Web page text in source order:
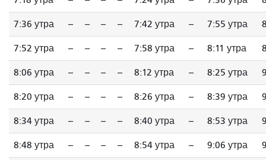
7:36 утра -- -- -- -- 7:42 утра -- 7:55 утра
7:52 утра -- -- -- -- 7:58 утра -- 8:11 утра
8:06 утра -- -- -- -- 8:12 утра -- 8:25 утра
8:20 утра -- -- -- -- 8:26 утра -- 8:39 утра
8:34 утра -- -- -- -- 8:40 утра -- 8:53 утра
8:48 утра -- -- -- -- 8:54 утра -- 9:06 утра